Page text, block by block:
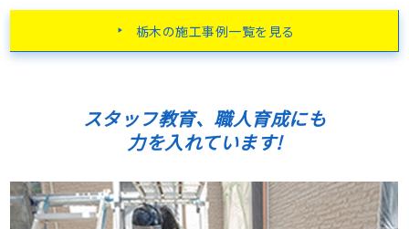
栃木の施工事例一覧を見る
スタッフ教育、職人育成にも
力を入れています!